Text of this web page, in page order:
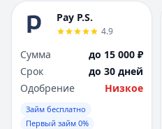
Pay P.S.
4.9
Сумма
до 15 000 ₽
Срок
до 30 дней
Одобрение
Низкое
Займ бесплатно
Первый займ 0%